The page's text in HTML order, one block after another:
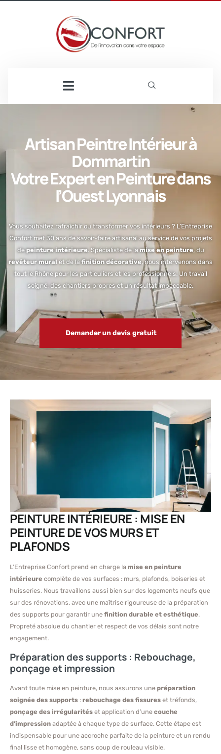
Artisan Peintre Intérieur à
Dommartin
Votre Expert en Peinture dans
l’Ouest Lyonnais
Vous souhaitez rafraîchir ou transformer vos intérieurs ? L’Entreprise
Confort met 30 ans de savoir-faire artisanal au service de vos projets
depeinture intérieure. Spécialiste de lamise en peinture, du
revêteur muralet de lafinition décorative, nous intervenons dans
tout le Rhône pour les particuliers et les professionnels. Un travail
soigné, des chantiers propres et un résultat impeccable.
Demander un devis gratuit
PEINTURE INTÉRIEURE : MISE EN
PEINTURE DE VOS MURS ET
PLAFONDS
L’Entreprise Confort prend en charge la mise en peinture
intérieure complète de vos surfaces : murs, plafonds, boiseries et
huisseries. Nous travaillons aussi bien sur des logements neufs que
sur des rénovations, avec une maîtrise rigoureuse de la préparation
des supports pour garantir une finition durable et esthétique.
Propreté absolue du chantier et respect de vos délais sont notre
engagement.
Préparation des supports : Rebouchage,
ponçage et impression
Avant toute mise en peinture, nous assurons une préparation
soignée des supports : rebouchage des fissures et tréfonds,
ponçage des irrégularités et application d’une couche
d’impression adaptée à chaque type de surface. Cette étape est
indispensable pour une accroche parfaite de la peinture et un rendu
final lisse et homogène, sans coup de rouleau visible.